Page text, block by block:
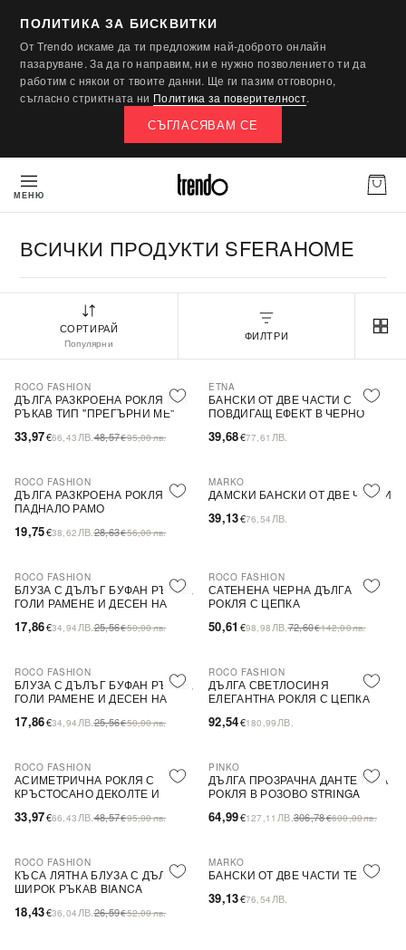
ПОЛИТИКА ЗА БИСКВИТКИ
От Trendo искаме да ти предложим най-доброто онлайн
пазаруване. За да го направим, ни е нужно позволението ти да
работим с някои от твоите данни. Ще ги пазим отговорно,
съгласно стриктната ни Политика за поверителност.
СЪГЛАСЯВАМ СЕ
МЕНЮ
ВСИЧКИ ПРОДУКТИ SFERAHOME
СОРТИРАЙ
Популярни
ФИЛТРИ
-30%
ROCO FASHION
ДЪЛГА РАЗКРОЕНА РОКЛЯ БЕЗ
РЪКАВ ТИП ''ПРЕГЪРНИ МЕ''
33,97€66,43 ЛВ.48,57€95,00лв.
ETNA
БАНСКИ ОТ ДВЕ ЧАСТИ С
ПОВДИГАЩ ЕФЕКТ В ЧЕРНО
39,68€77,61 ЛВ.
-31%
ROCO FASHION
ДЪЛГА РАЗКРОЕНА РОКЛЯ С
ПАДНАЛО РАМО
19,75€38,62 ЛВ.28,63€56,00лв.
MARKO
ДАМСКИ БАНСКИ ОТ ДВЕ ЧАСТИ
39,13€76,54 ЛВ.
-30%
ROCO FASHION
БЛУЗА С ДЪЛЪГ БУФАН РЪКАВ,
ГОЛИ РАМЕНЕ И ДЕСЕН НА
17,86€34,94 ЛВ.25,56€50,00лв.
-30%
ROCO FASHION
САТЕНЕНА ЧЕРНА ДЪЛГА
РОКЛЯ С ЦЕПКА
50,61 €98,98 ЛВ.72,60€142,00лв.
-30%
ROCO FASHION
БЛУЗА С ДЪЛЪГ БУФАН РЪКАВ,
ГОЛИ РАМЕНЕ И ДЕСЕН НА
17,86€34,94 ЛВ.25,56€50,00лв.
ROCO FASHION
ДЪЛГА СВЕТЛОСИНЯ
ЕЛЕГАНТНА РОКЛЯ С ЦЕПКА
92,54€180,99 ЛВ.
-30%
ROCO FASHION
АСИМЕТРИЧНА РОКЛЯ С
КРЪСТОСАНО ДЕКОЛТЕ И
33,97€66,43 ЛВ.48,57€95,00лв.
-79%
PINKO
ДЪЛГА ПРОЗРАЧНА ДАНТЕЛЕНА
РОКЛЯ В РОЗОВО STRINGA
64,99€127,11 ЛВ.306,78€600,00лв.
-31%
ROCO FASHION
КЪСА ЛЯТНА БЛУЗА С ДЪЛЪГ
ШИРОК РЪКАВ BIANCA
18,43€36,04 ЛВ.26,59€52,00лв.
MARKO
БАНСКИ ОТ ДВЕ ЧАСТИ TEONA
39,13€76,54 ЛВ.